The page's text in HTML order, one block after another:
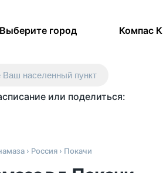
Выберите город Компас
Ваш населенный пункт
или поделиться:
› Россия › Покачи